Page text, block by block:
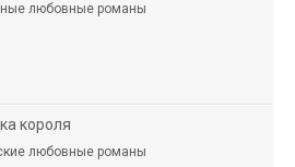
любовные романы
короля
любовные романы